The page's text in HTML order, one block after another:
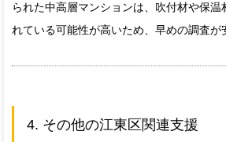
られた中高層マンションは、吹付材や保温
れている可能性が高いため、早めの調査が
4. その他の江東区関連支援